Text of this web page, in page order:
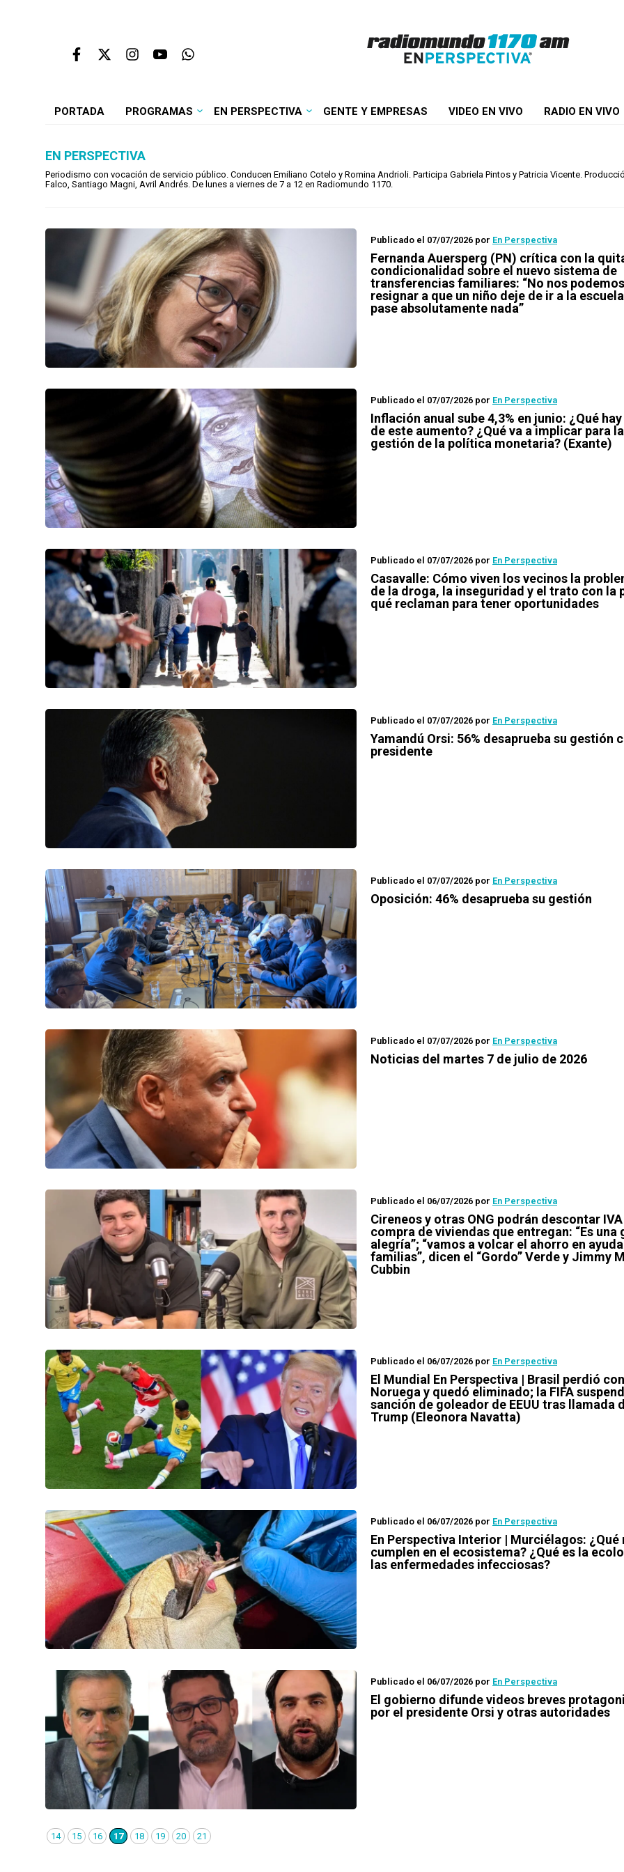
PORTADA PROGRAMAS EN PERSPECTIVA GENTE Y EMPRESAS VIDEO EN VIVO RADIO EN VIVO
EN PERSPECTIVA
Periodismo con vocación de servicio público. Conducen Emiliano Cotelo y Romina Andrioli. Participa Gabriela Pintos y Patricia Vicente.
Falco, Santiago Magni, Avril Andrés. De lunes a viernes de 7 a 12 en Radiomundo 1170.
Publicado el 07/07/2026 por En Perspectiva
Fernanda Auersperg (PN) crítica con la
condicionalidad sobre el nuevo sistema de
transferencias familiares: “No nos podemos
resignar a que un niño deje de ir a la
pase absolutamente nada”
Publicado el 07/07/2026 por En Perspectiva
Inflación anual sube 4,3% en junio: ¿Qué
de este aumento? ¿Qué va a implicar para la
gestión de la política monetaria? (Exante)
Publicado el 07/07/2026 por En Perspectiva
Casavalle: Cómo viven los vecinos la
de la droga, la inseguridad y el trato con la
qué reclaman para tener oportunidades
Publicado el 07/07/2026 por En Perspectiva
Yamandú Orsi: 56% desaprueba su gestión
presidente
Publicado el 07/07/2026 por En Perspectiva
Oposición: 46% desaprueba su gestión
Publicado el 07/07/2026 por En Perspectiva
Noticias del martes 7 de julio de 2026
Publicado el 06/07/2026 por En Perspectiva
Cireneos y otras ONG podrán descontar
compra de viviendas que entregan: “Es una
alegría”; “vamos a volcar el ahorro en
familias”, dicen el “Gordo” Verde y Jimmy
Cubbin
Publicado el 06/07/2026 por En Perspectiva
El Mundial En Perspectiva | Brasil perdió con
Noruega y quedó eliminado; la FIFA
sanción de goleador de EEUU tras llamada
Trump (Eleonora Navatta)
Publicado el 06/07/2026 por En Perspectiva
En Perspectiva Interior | Murciélagos: ¿Qué
cumplen en el ecosistema? ¿Qué es la
las enfermedades infecciosas?
Publicado el 06/07/2026 por En Perspectiva
El gobierno difunde videos breves
por el presidente Orsi y otras autoridades
14 15 16 17 18 19 20 21